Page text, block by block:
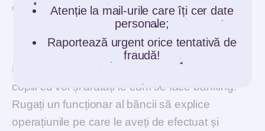
ce plata online prin bănci este mai sigură.
La bancă
După pandemie, când veți merge la bancă, luați
copiii cu voi și arătați-le cum se face banking.
Rugați un funcționar al băncii să explice
operațiunile pe care le aveți de efectuat și
Atenție la mail-urile care îți cer date
personale;
Raportează urgent orice tentativă de
fraudă!